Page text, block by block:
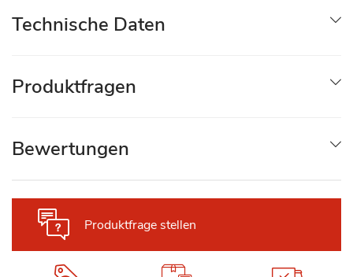
Produktfrage stellen
Technische Daten
Produktfragen
Bewertungen